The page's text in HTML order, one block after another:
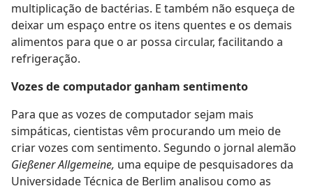
multiplicação de bactérias. E também não esqueça de
deixar um espaço entre os itens quentes e os demais
alimentos para que o ar possa circular, facilitando a
refrigeração.
Vozes de computador ganham sentimento
Para que as vozes de computador sejam mais
simpáticas, cientistas vêm procurando um meio de
criar vozes com sentimento. Segundo o jornal alemão
Gießener Allgemeine, uma equipe de pesquisadores da
Universidade Técnica de Berlim analisou como as